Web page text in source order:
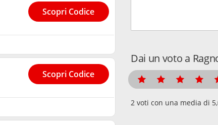
Scopri Codice
Scopri Codice
Dai un voto a
voti con una media di